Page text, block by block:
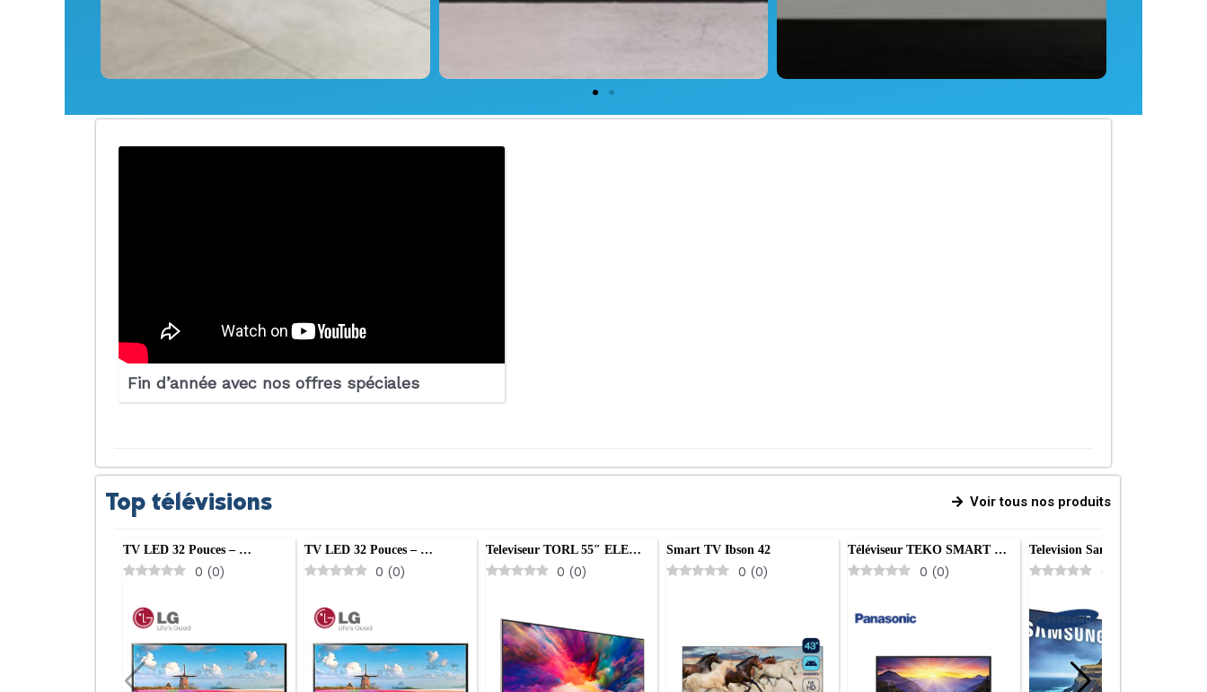
Fin d’année avec nos offres spéciales
Top télévisions Voir tous nos produits
TV LED 32 Pouces – …
0 (0)
TV LED 32 Pouces – …
0 (0)
Televiseur TORL 55″ ELE…
0 (0)
Smart TV Ibson 42
0 (0)
Téléviseur TEKO SMART …
0 (0)
Television Samsung Qled 5…
0